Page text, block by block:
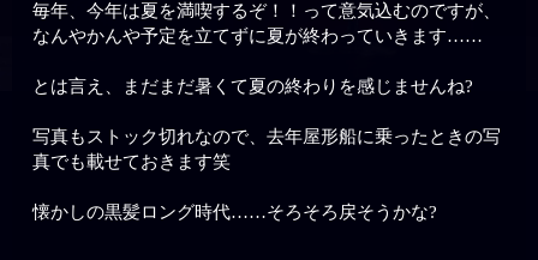
毎年、今年は夏を満喫するぞ！！って意気込むのですが、
なんやかんや予定を立てずに夏が終わっていきます……
とは言え、まだまだ暑くて夏の終わりを感じませんね?
写真もストック切れなので、去年屋形船に乗ったときの写
真でも載せておきます笑
懐かしの黒髪ロング時代……そろそろ戻そうかな?